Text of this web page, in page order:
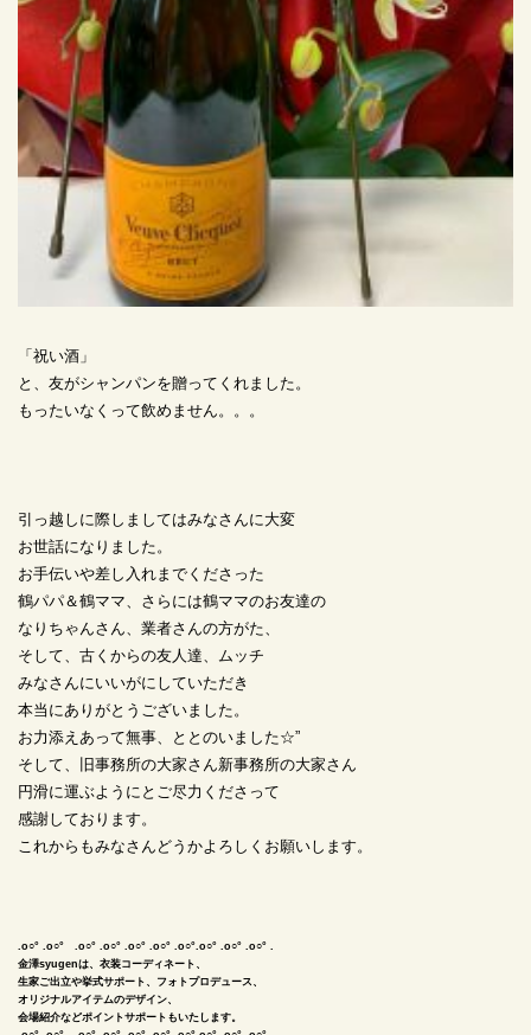
「祝い酒」
と、友がシャンパンを贈ってくれました。
もったいなくって飲めません。。。
引っ越しに際しましてはみなさんに大変
お世話になりました。
お手伝いや差し入れまでくださった
鶴パパ＆鶴ママ、さらには鶴ママのお友達の
なりちゃんさん、業者さんの方がた、
そして、古くからの友人達、ムッチ
みなさんにいいがにしていただき
本当にありがとうございました。
お力添えあって無事、ととのいました☆”
そして、旧事務所の大家さん新事務所の大家さん
円滑に運ぶようにとご尽力くださって
感謝しております。
これからもみなさんどうかよろしくお願いします。
.o○° .o○° .o○° .o○° .o○° .o○° .o○°.o○° .o○° .o○° .
金澤syugenは、衣装コーディネート、
生家ご出立や挙式サポート、フォトプロデュース、
オリジナルアイテムのデザイン、
会場紹介などポイントサポートもいたします。